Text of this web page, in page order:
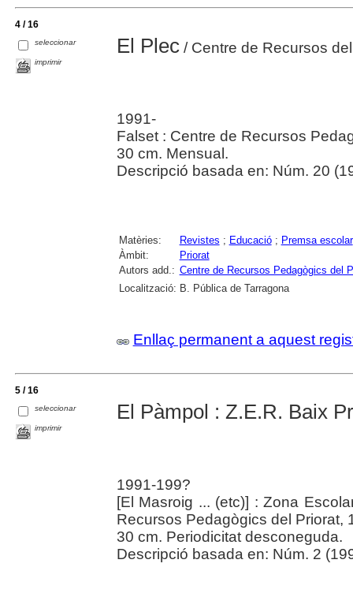
4 / 16
seleccionar
imprimir
El Plec/ Centre de Recursos
1991-
Falset : Centre de Recursos
30 cm. Mensual.
Descripció basada en: Núm. 20
Matèries: Revistes ; Educació; Premsa escolar
Àmbit:
Priorat
Autors add.: Centre de Recursos Pedagògics del
Localització: B. Pública de Tarragona
Enllaç permanent a aquest
5 / 16
seleccionar
imprimir
El Pàmpol : Z.E.R. Baix
1991-199?
[El Masroig ... (etc)] : Zona
Recursos Pedagògics del Priorat,
30 cm. Periodicitat desconeguda.
Descripció basada en: Núm. 2